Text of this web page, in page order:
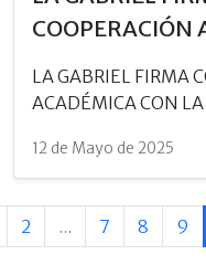
COOPERACIÓN
LA GABRIEL FIRMA
ACADÉMICA CON LA
12 de Mayo de 2025
2 ... 7 8 9